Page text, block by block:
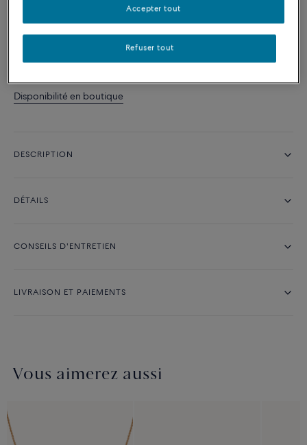
AJOUTER AU PANIER
Disponibilité en boutique
DESCRIPTION
DÉTAILS
CONSEILS D'ENTRETIEN
LIVRAISON ET PAIEMENTS
Vous aimerez aussi
Refuser tout
Accepter tout